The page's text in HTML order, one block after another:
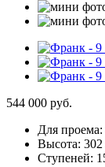
544 000 руб.
Для проема:
Высота:
Ступеней: